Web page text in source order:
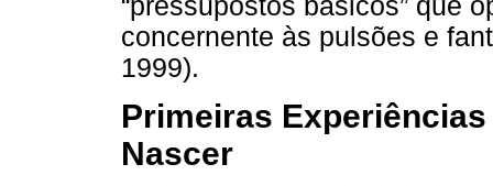
“pressupostos básicos” que
concernente às pulsões e
1999).
Primeiras
Nascer